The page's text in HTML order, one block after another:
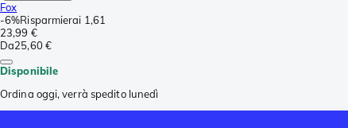
Fox
-6%Risparmierai 1,61
23,99 €
Da25,60 €
Disponibile
Ordina oggi, verrà spedito lunedì